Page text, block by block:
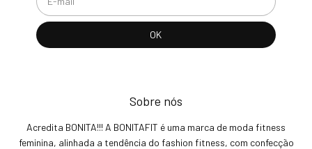
Sobre nós
Acredita BONITA!!! A BONITAFIT é uma marca de moda fitness
feminina, alinhada a tendência do fashion fitness, com confecção